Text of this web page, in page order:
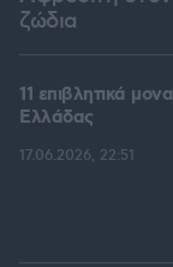
ζώδια
11 επιβλητικά
Ελλάδας
17.06.2026, 22:51